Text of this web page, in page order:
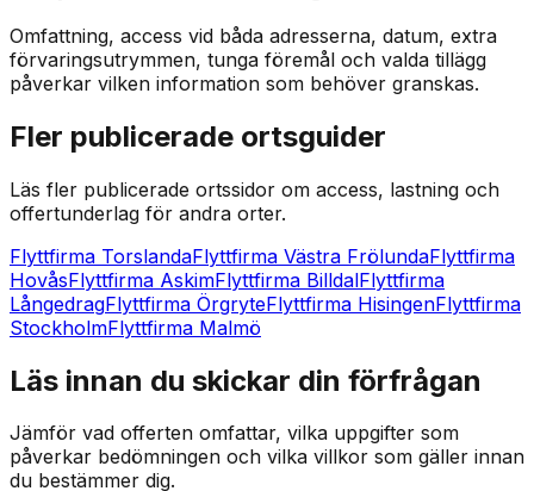
Omfattning, access vid båda adresserna, datum, extra
förvaringsutrymmen, tunga föremål och valda tillägg
påverkar vilken information som behöver granskas.
Fler publicerade ortsguider
Läs fler publicerade ortssidor om access, lastning och
offertunderlag för andra orter.
Flyttfirma TorslandaFlyttfirma Västra FrölundaFlyttfirma
HovåsFlyttfirma AskimFlyttfirma BilldalFlyttfirma
LångedragFlyttfirma ÖrgryteFlyttfirma HisingenFlyttfirma
StockholmFlyttfirma Malmö
Läs innan du skickar din förfrågan
Jämför vad offerten omfattar, vilka uppgifter som
påverkar bedömningen och vilka villkor som gäller innan
du bestämmer dig.